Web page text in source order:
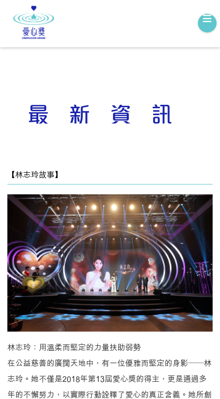
最新資訊
【林志玲故事】
林志玲：用溫柔而堅定的力量扶助弱勢
在公益慈善的廣闊天地中，有一位優雅而堅定的身影——林
志玲。她不僅是2018年第13屆愛心獎的得主，更是通過多
年的不懈努力，以實際行動詮釋了愛心的真正含義。她所創